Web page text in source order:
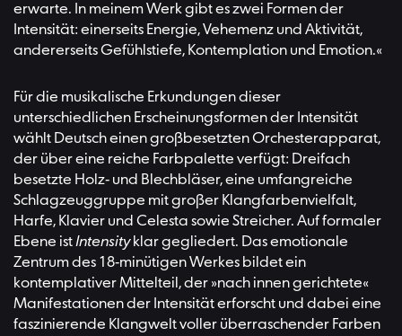
erwarte. In meinem Werk gibt es zwei Formen der
Intensität: einerseits Energie, Vehemenz und Aktivität,
andererseits Gefühlstiefe, Kontemplation und Emotion.«
Für die musikalische Erkundungen dieser
unterschiedlichen Erscheinungsformen der Intensität
wählt Deutsch einen großbesetzten Orchesterapparat,
der über eine reiche Farbpalette verfügt: Dreifach
besetzte Holz- und Blechbläser, eine umfangreiche
Schlagzeuggruppe mit großer Klangfarbenvielfalt,
Harfe, Klavier und Celesta sowie Streicher. Auf formaler
Ebene istIntensityklar gegliedert. Das emotionale
Zentrum des 18-minütigen Werkes bildet ein
kontemplativer Mittelteil, der »nach innen gerichtete«
Manifestationen der Intensität erforscht und dabei eine
faszinierende Klangwelt voller überraschender Farben